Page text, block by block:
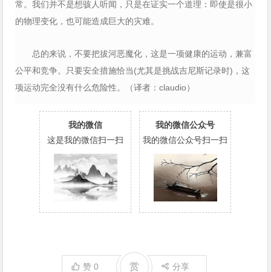
常。我们并不是想骇人听闻，只是在证实一个道理：即使是很小
的物理变化，也可能造成巨大的灾难。
总的来说，不要把拔河恶魔化，这是一项健康的运动，兼富
公平和竞争。只要安全措施恰当(尤其是挑战吉尼斯记录时)，这
项运动完全没有什么危险性。（译者：claudio）
我的微信
这是我的微信扫一扫
我的微信公众号
我的微信公众号扫一扫
赞0 赏 分享